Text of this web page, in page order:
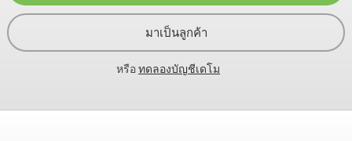
มาเป็นลูกค้า
หรือทดลองบัญชีเดโม